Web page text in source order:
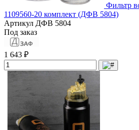
Фильтр
1109560-20 комплект (ДФВ 5804)
Артикул ДФВ 5804
Под заказ
1 643 ₽